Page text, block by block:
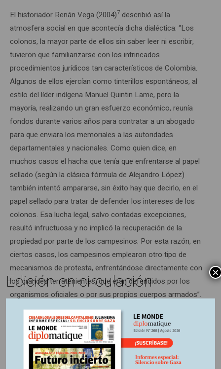
El historiador Renán Vega (2004)7 describió así la
atmosfera social en que acontecía dicha dialéctica: “Los
colonos, la mayor parte de ellos sin saber leer ni escribir,
tuvieron que familiarizarse con los intrincados
procedimientos jurídicos tan característicos de Colombia.
Algunos de ellos ejercían como tinterillos espontáneos, al
estilo del líder indígena Manuel Quintin Lame, pero la
mayoría, realizando un gran esfuerzo económico, reunía
fondos durante varios años para contratar a un abogado
para que enviara los memoriales a las autoridades
departamentales y nacionales. Como quien dice, en
muchos casos el hacha que tenía que enfrentarse al papel
sellado (según la clásica fórmula de Alejandro López)
también intentó ampararse, sin éxito hay que decirlo, en el
papel sellado para tratar de defender los intereses de los
colonos. Esa lucha legal, salvo contadas excepciones,
resultó infructuosa y no implicó la recuperación de la
propiedad por parte de los campesinos. Por esta razón, en
ciertos casos, los campesinos emplearon otro tipo de
mecanismos de protesta, enfrentándose directamente con
los grandes terratenientes, que eran defendidos por los
organismos oficiales o por sus propios cuerpos armados”.
Muy temprano, las instituciones buscaron domesticar las
luchas campesinas y conceder titulación a las tierras
baldías ocupadas, pero con efectos no esperados. Por
ejemplo, en 1926 la Corte Suprema de Justicia emitió una
Edición en circulación ×